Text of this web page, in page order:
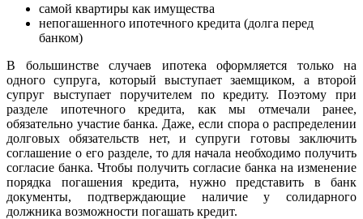
самой квартиры как имущества
непогашенного ипотечного кредита (долга перед
банком)
В большинстве случаев ипотека оформляется только на
одного супруга, который выступает заемщиком, а второй
супруг выступает поручителем по кредиту. Поэтому при
разделе ипотечного кредита, как мы отмечали ранее,
обязательно участие банка. Даже, если спора о распределении
долговых обязательств нет, и супруги готовы заключить
соглашение о его разделе, то для начала необходимо получить
согласие банка. Чтобы получить согласие банка на изменение
порядка погашения кредита, нужно представить в банк
документы, подтверждающие наличие у солидарного
должника возможности погашать кредит.